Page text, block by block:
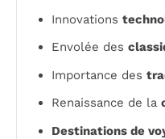
Innovations
Envolée des
Importance des
Renaissance de la
Destinations de